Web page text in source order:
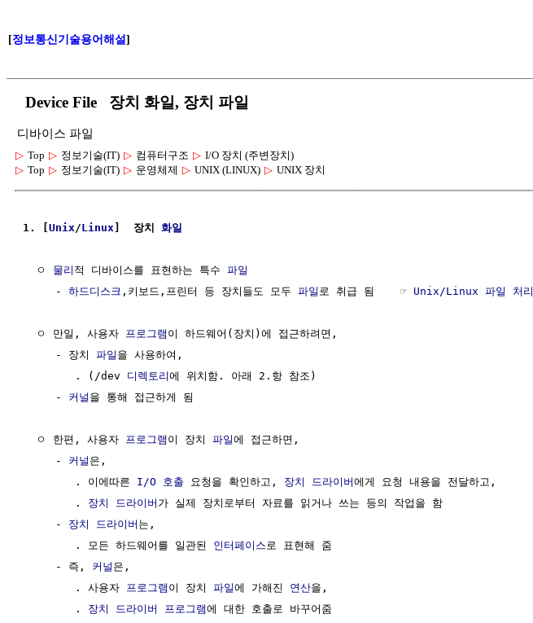
[정보통신기술용어해설]
Device File 장치 화일, 장치 파일
디바이스 파일
▷ Top ▷ 정보기술(IT) ▷ 컴퓨터구조 ▷ I/O 장치 (주변장치)
▷ Top ▷ 정보기술(IT) ▷ 운영체제 ▷ UNIX (LINUX) ▷ UNIX 장치
1. [Unix /Linux ]  장치 화일
  ㅇ
물리 적 디바이스를 표현하는 특수 파일
     -
하드디스크 ,키보드,프린터 등 장치들도 모두 파일 로 취급 됨    ☞ Unix/Linux 파일 처리
  ㅇ 만일, 사용자
프로그램 이 하드웨어(장치)에 접근하려면,
     - 장치
파일 을 사용하여,
        . (/dev
디렉토리에 위치함. 아래 2.항 참조)
     -
커널 을 통해 접근하게 됨
  ㅇ 한편, 사용자
프로그램 이 장치 파일에 접근하면,
     -
커널 은,
        . 이에따른
I/O 호출 요청을 확인하고, 장치 드라이버에게 요청 내용을 전달하고,
        .
장치 드라이버 가 실제 장치로부터 자료를 읽거나 쓰는 등의 작업을 함
     -
장치 드라이버 는,
        . 모든 하드웨어를 일관된
인터페이스 로 표현해 줌
     - 즉,
커널 은,
        . 사용자
프로그램 이 장치 파일에 가해진 연산을,
        .
장치 드라이버 프로그램에 대한 호출로 바꾸어줌